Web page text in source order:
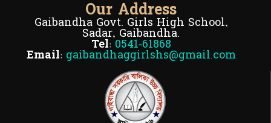
Our Address
Gaibandha Govt. Girls High School,
Sadar, Gaibandha.
Tel: 0541-61868
Email: gaibandhaggirlshs@gmail.com